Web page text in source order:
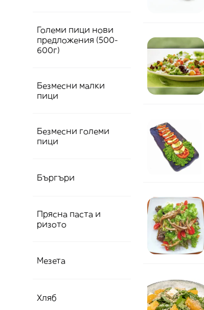
Големи пици нови
предложения (500-
600г)
Безмесни малки
пици
Безмесни големи
пици
Бъргъри
Прясна паста и
ризото
Мезета
Хляб